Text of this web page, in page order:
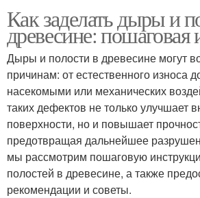
использованием
Трещины в брёвнах
Трещины в бревне
Как заделать дыры и
древесине: пошаговая
Дыры и полости в древесине могут
причинам: от естественного износа
насекомыми или механических
таких дефектов не только улучшает
поверхности, но и повышает
предотвращая дальнейшее
мы рассмотрим пошаговую
полостей в древесине, а также
рекомендации и советы.